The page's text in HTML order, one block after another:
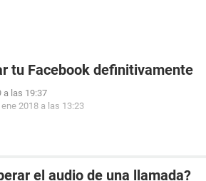
tu Facebook definitivamente
a las 19:37
2018 a las 13:23
el audio de una llamada?